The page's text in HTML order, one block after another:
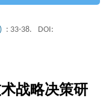
: 33-38.
DOI:
战略决策研